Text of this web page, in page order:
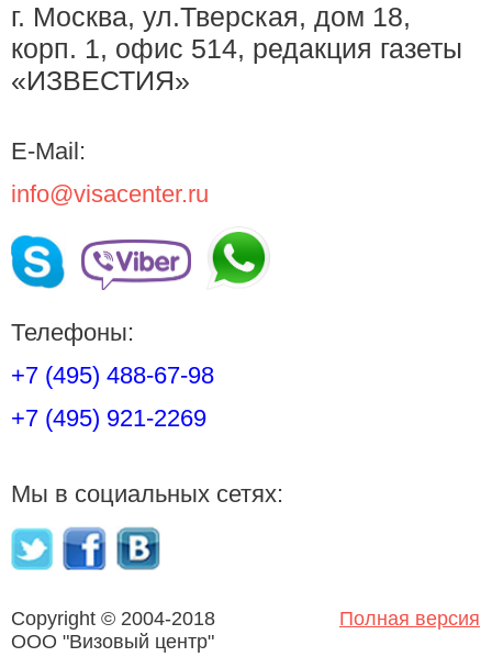
г. Москва, ул.Тверская, дом 18,
корп. 1, офис 514, редакция газеты
«ИЗВЕСТИЯ»
E-Mail:
info@visacenter.ru
Телефоны:
+7 (495) 488-67-98
+7 (495) 921-2269
Мы в социальных сетях:
Copyright © 2004-2018
OOO "Визовый центр"
Полная версия